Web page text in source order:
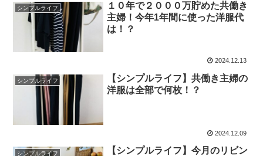
シンプルライフ
１０年で２０００万貯めた共働き
主婦！今年1年間に使った洋服代
は！？
2024.12.13
シンプルライフ
【シンプルライフ】共働き主婦の
洋服は全部で何枚！？
2024.12.09
シンプルライフ
【シンプルライフ】今月のリビン